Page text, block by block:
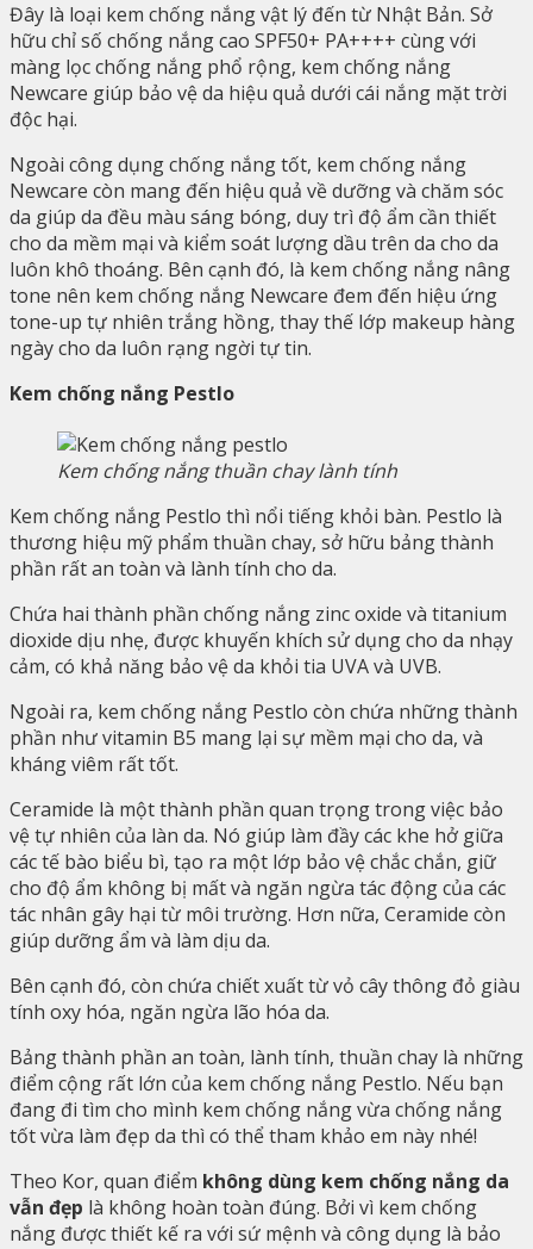
Đây là loại kem chống nắng vật lý đến từ Nhật Bản. Sở
hữu chỉ số chống nắng cao SPF50+ PA++++ cùng với
màng lọc chống nắng phổ rộng, kem chống nắng
Newcare giúp bảo vệ da hiệu quả dưới cái nắng mặt trời
độc hại.
Ngoài công dụng chống nắng tốt, kem chống nắng
Newcare còn mang đến hiệu quả về dưỡng và chăm sóc
da giúp da đều màu sáng bóng, duy trì độ ẩm cần thiết
cho da mềm mại và kiểm soát lượng dầu trên da cho da
luôn khô thoáng. Bên cạnh đó, là kem chống nắng nâng
tone nên kem chống nắng Newcare đem đến hiệu ứng
tone-up tự nhiên trắng hồng, thay thế lớp makeup hàng
ngày cho da luôn rạng ngời tự tin.
Kem chống nắng Pestlo
Kem chống nắng thuần chay lành tính
Kem chống nắng Pestlo thì nổi tiếng khỏi bàn. Pestlo là
thương hiệu mỹ phẩm thuần chay, sở hữu bảng thành
phần rất an toàn và lành tính cho da.
Chứa hai thành phần chống nắng zinc oxide và titanium
dioxide dịu nhẹ, được khuyến khích sử dụng cho da nhạy
cảm, có khả năng bảo vệ da khỏi tia UVA và UVB.
Ngoài ra, kem chống nắng Pestlo còn chứa những thành
phần như vitamin B5 mang lại sự mềm mại cho da, và
kháng viêm rất tốt.
Ceramide là một thành phần quan trọng trong việc bảo
vệ tự nhiên của làn da. Nó giúp làm đầy các khe hở giữa
các tế bào biểu bì, tạo ra một lớp bảo vệ chắc chắn, giữ
cho độ ẩm không bị mất và ngăn ngừa tác động của các
tác nhân gây hại từ môi trường. Hơn nữa, Ceramide còn
giúp dưỡng ẩm và làm dịu da.
Bên cạnh đó, còn chứa chiết xuất từ vỏ cây thông đỏ giàu
tính oxy hóa, ngăn ngừa lão hóa da.
Bảng thành phần an toàn, lành tính, thuần chay là những
điểm cộng rất lớn của kem chống nắng Pestlo. Nếu bạn
đang đi tìm cho mình kem chống nắng vừa chống nắng
tốt vừa làm đẹp da thì có thể tham khảo em này nhé!
Theo Kor, quan điểm không dùng kem chống nắng da
vẫn đẹp là không hoàn toàn đúng. Bởi vì kem chống
nắng được thiết kế ra với sứ mệnh và công dụng là bảo